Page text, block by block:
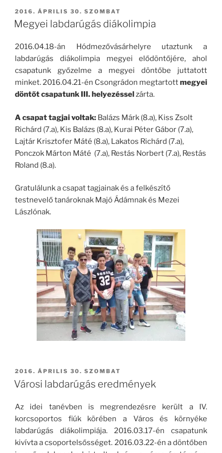
BEKÜLDVE:
2016. ÁPRILIS 30. SZOMBAT
Megyei labdarúgás diákolimpia
2016.04.18-án Hódmezővásárhelyre utaztunk a
labdarúgás diákolimpia megyei elődöntőjére, ahol
csapatunk győzelme a megyei döntőbe juttatott
minket. 2016.04.21-én Csongrádon megtartottmegyei
döntőt csapatunk III. helyezésselzárta.
A csapat tagjai voltak: Balázs Márk (8.a), Kiss Zsolt
Richárd (7.a), Kis Balázs (8.a), Kurai Péter Gábor (7.a),
Lajtár Krisztofer Máté (8.a), Lakatos Richárd (7.a),
Ponczok Márton Máté (7.a), Restás Norbert (7.a), Restás
Roland (8.a).
Gratulálunk a csapat tagjainak és a felkészítő
testnevelő tanároknak Majó Ádámnak és Mezei
Lászlónak.
BEKÜLDVE:
2016. ÁPRILIS 30. SZOMBAT
Városi labdarúgás eredmények
Az idei tanévben is megrendezésre került a IV.
korcsoportos fiúk körében a Város és környéke
labdarúgás diákolimpiája. 2016.03.17-én csapatunk
kivívta a csoportelsősséget. 2016.03.22-én a döntőben